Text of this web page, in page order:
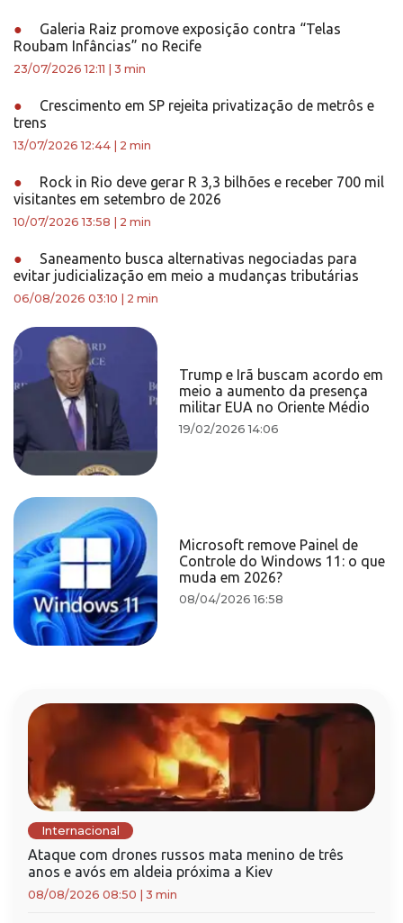
●
Galeria Raiz promove exposição contra “Telas
Roubam Infâncias” no Recife
23/07/2026 12:11 3 min
●
Crescimento em SP rejeita privatização de metrôs e
trens
13/07/2026 12:44 2 min
●
Rock in Rio deve gerar R 3,3 bilhões e receber 700 mil
visitantes em setembro de 2026
10/07/2026 13:58 2 min
●
Saneamento busca alternativas negociadas para
evitar judicialização em meio a mudanças tributárias
06/08/2026 03:10 2 min
Trump e Irã buscam acordo em
meio a aumento da presença
militar EUA no Oriente Médio
19/02/2026 14:06
Microsoft remove Painel de
Controle do Windows 11: o que
muda em 2026?
08/04/2026 16:58
Internacional
Ataque com drones russos mata menino de três
anos e avós em aldeia próxima a Kiev
08/08/2026 08:50 3 min